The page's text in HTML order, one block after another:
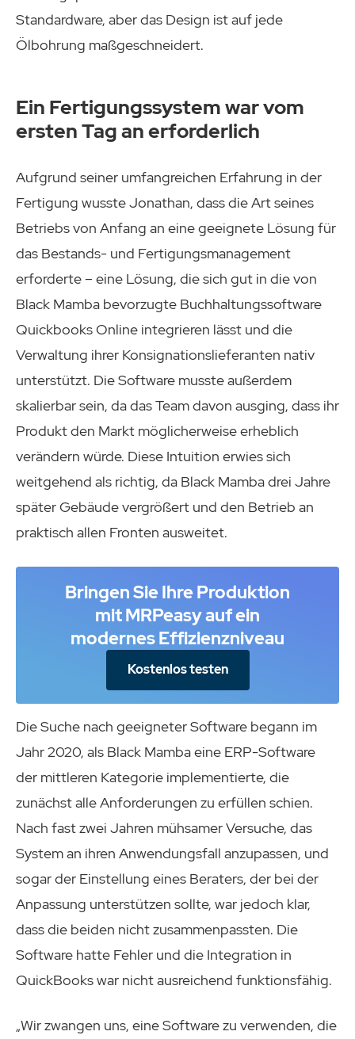
Standardware, aber das Design ist auf jede
Ölbohrung maßgeschneidert.
Ein Fertigungssystem war vom
ersten Tag an erforderlich
Aufgrund seiner umfangreichen Erfahrung in der
Fertigung wusste Jonathan, dass die Art seines
Betriebs von Anfang an eine geeignete Lösung für
das Bestands- und Fertigungsmanagement
erforderte – eine Lösung, die sich gut in die von
Black Mamba bevorzugte Buchhaltungssoftware
Quickbooks Online integrieren lässt und die
Verwaltung ihrer Konsignationslieferanten nativ
unterstützt. Die Software musste außerdem
skalierbar sein, da das Team davon ausging, dass ihr
Produkt den Markt möglicherweise erheblich
verändern würde. Diese Intuition erwies sich
weitgehend als richtig, da Black Mamba drei Jahre
später Gebäude vergrößert und den Betrieb an
praktisch allen Fronten ausweitet.
Bringen Sie Ihre Produktion
mit MRPeasy auf ein
modernes Effizienzniveau
Kostenlos testen
Die Suche nach geeigneter Software begann im
Jahr 2020, als Black Mamba eine ERP-Software
der mittleren Kategorie implementierte, die
zunächst alle Anforderungen zu erfüllen schien.
Nach fast zwei Jahren mühsamer Versuche, das
System an ihren Anwendungsfall anzupassen, und
sogar der Einstellung eines Beraters, der bei der
Anpassung unterstützen sollte, war jedoch klar,
dass die beiden nicht zusammenpassten. Die
Software hatte Fehler und die Integration in
QuickBooks war nicht ausreichend funktionsfähig.
„Wir zwangen uns, eine Software zu verwenden, die